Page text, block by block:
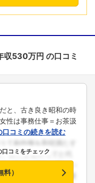
収530万円 の口コミ
と、古き良き昭和の時
性は事務仕事＝お茶汲
コミの続きを読む
コミをチェック
）